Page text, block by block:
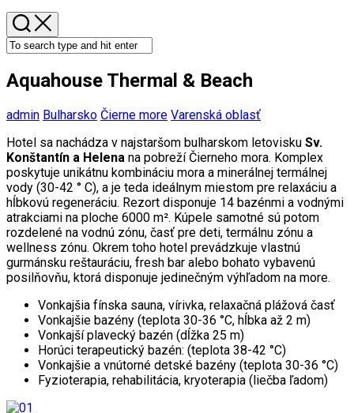
Aquahouse Thermal & Beach
admin Bulharsko Čierne more Varenská oblasť
Hotel sa nachádza v najstaršom bulharskom letovisku Sv.
Konštantín a Helena na pobreží Čierneho mora. Komplex
poskytuje unikátnu kombináciu mora a minerálnej termálnej
vody (30-42 ° C), a je teda ideálnym miestom pre relaxáciu a
hĺbkovú regeneráciu. Rezort disponuje 14 bazénmi a vodnými
atrakciami na ploche 6000 m². Kúpele samotné sú potom
rozdelené na vodnú zónu, časť pre deti, termálnu zónu a
wellness zónu. Okrem toho hotel prevádzkuje vlastnú
gurmánsku reštauráciu, fresh bar alebo bohato vybavenú
posilňovňu, ktorá disponuje jedinečným výhľadom na more.
Vonkajšia fínska sauna, vírivka, relaxačná plážová časť
Vonkajšie bazény (teplota 30-36 °C, hĺbka až 2 m)
Vonkajší plavecký bazén (dĺžka 25 m)
Horúci terapeutický bazén: (teplota 38-42 °C)
Vonkajšie a vnútorné detské bazény (teplota 30-36 °C)
Fyzioterapia, rehabilitácia, kryoterapia (liečba ľadom)